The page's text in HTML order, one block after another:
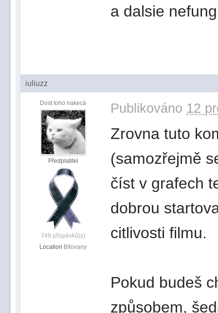
a dalsie
iuliuzz
Dost toho nakecá
Předplatitel
749 příspěvků(y)
Location Bítovany
Publikováno 12
Zrovna tuto
(samozřejmě
číst v grafech
dobrou
citlivosti filmu.
Pokud budeš
způsobem,